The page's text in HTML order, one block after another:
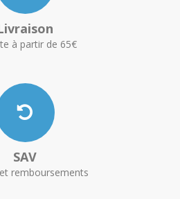
à partir de 65€
SAV
remboursements